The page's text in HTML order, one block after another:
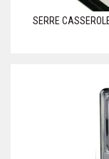
SERRE